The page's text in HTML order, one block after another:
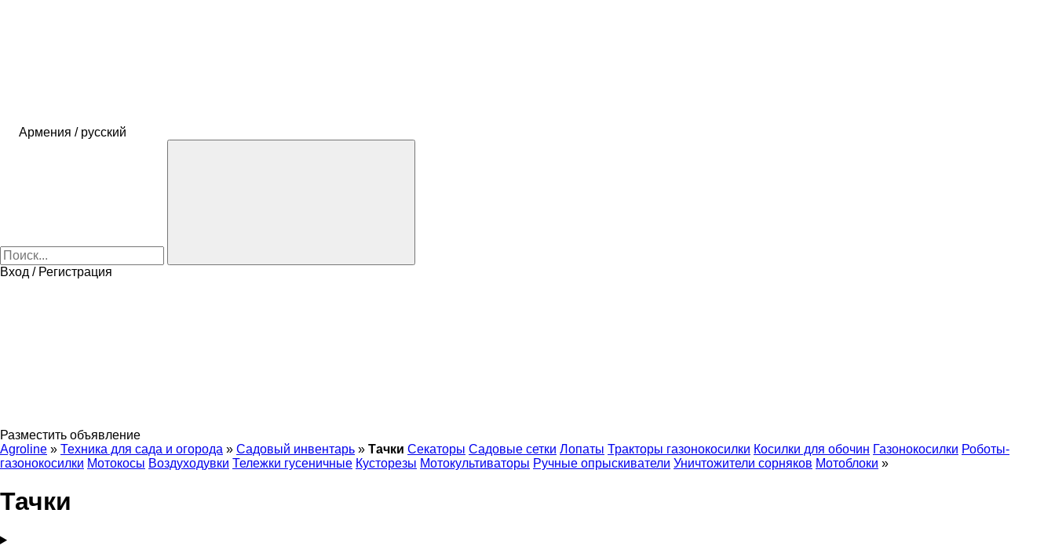
Армения / русский
Вход / Регистрация
Разместить объявление
Agroline » Техника для сада и огорода » Садовый инвентарь » Тачки Секаторы Садовые сетки Лопаты Тракторы газонокосилки Косилки для обочин Газонокосилки Роботы-
газонокосилки Мотокосы Воздуходувки Тележки гусеничные Кусторезы Мотокультиваторы Ручные опрыскиватели Уничтожители сорняков Мотоблоки »
Тачки